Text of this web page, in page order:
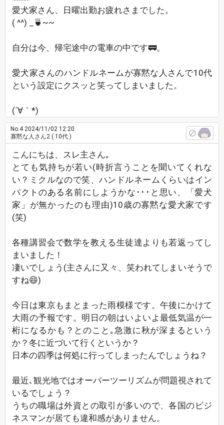
愛犬家さん、日曜出勤お疲れさまでした。
( ^^) _🍵~~
自分は今、帰宅途中の電車の中です🚃。
愛犬家さんのハンドルネームが寡黙な人さんで10代
という設定にクスッと笑ってしまいました。
(´∀｀*)
No.42024/11/02 12:20
寡黙な人さん2 ( 10代 )
こんにちは、スレ主さん｡
とても気持ちが若い(時折言うことを聞いてくれな
い？ミクルなので笑、ハンドルネームくらいはイン
パクトのある名前にしようかな･･･と思い、「愛犬
家」が無かったのも理由)10歳の寡黙な愛犬家です
(笑)
各種講習会で数学を教える生徒達よりも若返ってし
まいました！
凄いでしょう(主さんに又々、笑われてしまいそうで
すね😄)
今日は東京もまとまった雨模様です。午後にかけて
大雨の予報です。明日の朝はいよいよ最低気温が一
桁になるかも？とのこと｡急激に秋が深まるという
か？冬に近づいて行くというか？
日本の四季は何処に行ってしまったんでしょうね？
最近､観光地ではオーバーツーリズムが問題視されて
いるでしょう？
うちの職場は外資との取引が多いので、各国のビジ
ネスマンが居ても違和感がありません。